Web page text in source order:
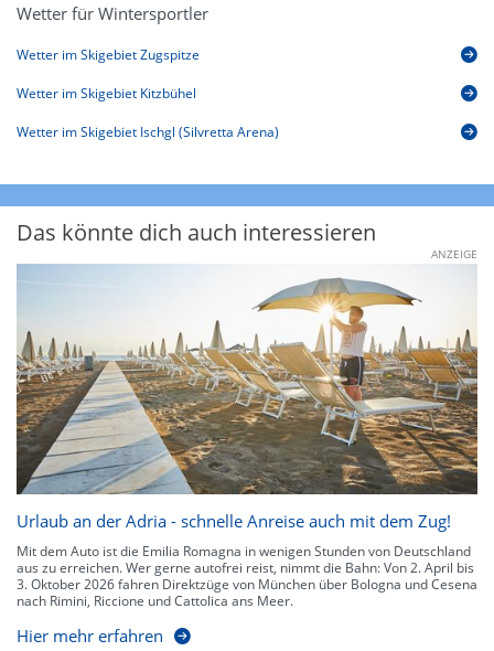
Wetter für Wintersportler
Wetter im Skigebiet Zugspitze
Wetter im Skigebiet Kitzbühel
Wetter im Skigebiet Ischgl (Silvretta Arena)
Das könnte dich auch interessieren
ANZEIGE
Urlaub an der Adria - schnelle Anreise auch mit dem Zug!
Mit dem Auto ist die Emilia Romagna in wenigen Stunden von Deutschland
aus zu erreichen. Wer gerne autofrei reist, nimmt die Bahn: Von 2. April bis
3. Oktober 2026 fahren Direktzüge von München über Bologna und Cesena
nach Rimini, Riccione und Cattolica ans Meer.
Hier mehr erfahren